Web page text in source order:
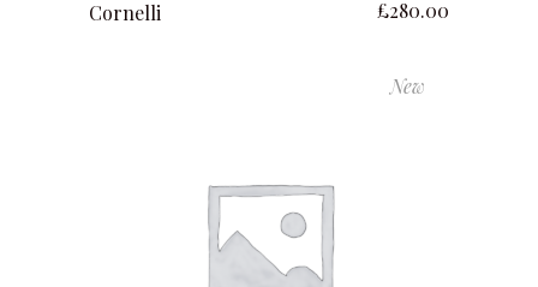
Cornelli £280.00
New